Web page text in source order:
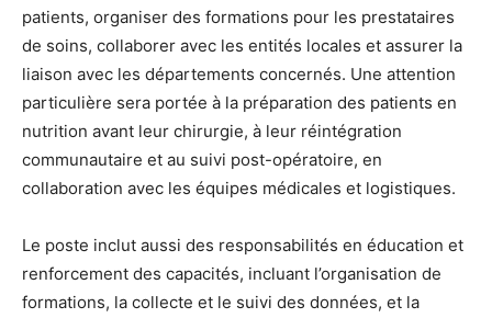
patients, organiser des formations pour les prestataires
de soins, collaborer avec les entités locales et assurer la
liaison avec les départements concernés. Une attention
particulière sera portée à la préparation des patients en
nutrition avant leur chirurgie, à leur réintégration
communautaire et au suivi post-opératoire, en
collaboration avec les équipes médicales et logistiques.
Le poste inclut aussi des responsabilités en éducation et
renforcement des capacités, incluant l’organisation de
formations, la collecte et le suivi des données, et la